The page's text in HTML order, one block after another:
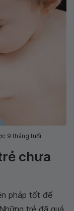
9 tháng tuổi
chưa
pháp tốt để